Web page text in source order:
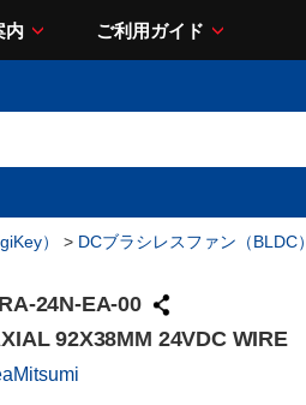
内 ご利用ガイド
） > DCブラシレスファン（BLDC）
24N-EA-00
92X38MM 24VDC WIRE